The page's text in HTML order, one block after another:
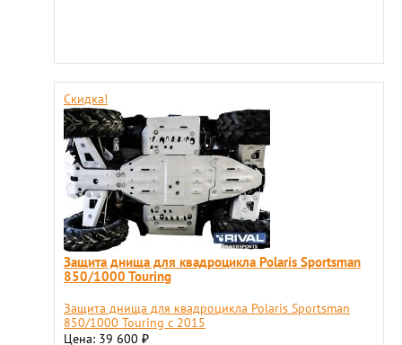
Скидка!
Защита днища для квадроцикла Polaris Sportsman
850/1000 Touring
Защита днища для квадроцикла Polaris Sportsman
850/1000 Touring c 2015
Цена: 39 600 ₽